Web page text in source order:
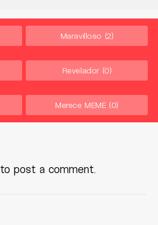
Maravilloso (2)
Revelador (0)
Merece MEME (0)
to post a comment.